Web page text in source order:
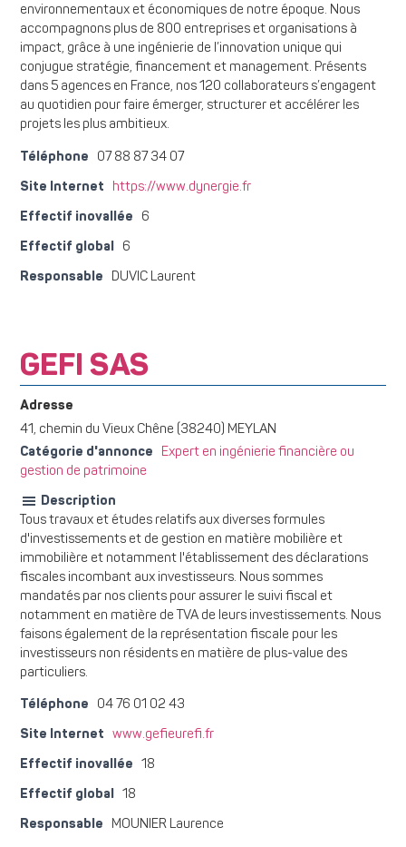
environnementaux et économiques de notre époque. Nous
accompagnons plus de 800 entreprises et organisations à
impact, grâce à une ingénierie de l’innovation unique qui
conjugue stratégie, financement et management. Présents
dans 5 agences en France, nos 120 collaborateurs s’engagent
au quotidien pour faire émerger, structurer et accélérer les
projets les plus ambitieux.
Téléphone 07 88 87 34 07
Site Internet https://www.dynergie.fr
Effectif inovallée 6
Effectif global 6
Responsable DUVIC Laurent
GEFI SAS
Adresse
41, chemin du Vieux Chêne (38240) MEYLAN
Catégorie d'annonce
Expert en ingénierie financière ou
gestion de patrimoine
Description
Tous travaux et études relatifs aux diverses formules
d'investissements et de gestion en matière mobilière et
immobilière et notamment l'établissement des déclarations
fiscales incombant aux investisseurs. Nous sommes
mandatés par nos clients pour assurer le suivi fiscal et
notamment en matière de TVA de leurs investissements. Nous
faisons également de la représentation fiscale pour les
investisseurs non résidents en matière de plus-value des
particuliers.
Téléphone 04 76 01 02 43
Site Internet www.gefieurefi.fr
Effectif inovallée 18
Effectif global 18
Responsable MOUNIER Laurence